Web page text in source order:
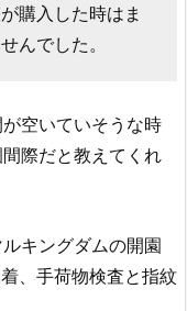
購入した時はま
んでした。
空いていそうな時
際だと教えてくれ
キングダムの開園
、手荷物検査と指紋